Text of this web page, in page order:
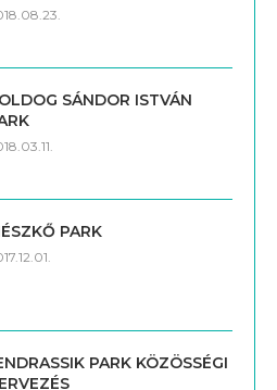
SÁNDOR ISTVÁN
PARK
PARK KÖZÖSSÉGI